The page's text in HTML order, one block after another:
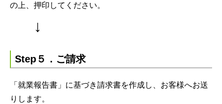
の上、押印してください。
↓
Step５．ご請求
「就業報告書」に基づき請求書を作成し、お客様へお送
りします。